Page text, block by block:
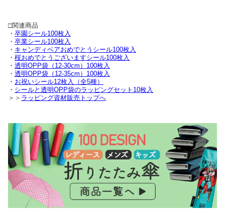
□関連商品
・ 卒園シール100枚入
・ 卒業シール100枚入
・ キャンディベアおめでとうシール100枚入
・ 桜おめでとうございますシール100枚入
・ 透明OPP袋（12-30cm）100枚入
・ 透明OPP袋（12-35cm）100枚入
・ お祝いシール12枚入（全5種）
・ シールと透明OPP袋のラッピングセット10枚入
＞＞ ラッピング資材販売トップへ